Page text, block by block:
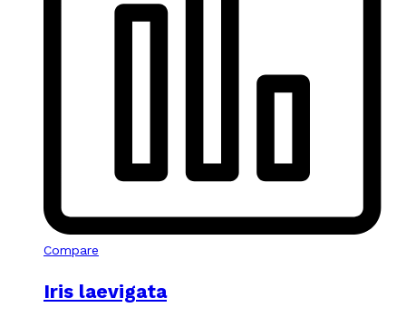
Compare
Iris laevigata